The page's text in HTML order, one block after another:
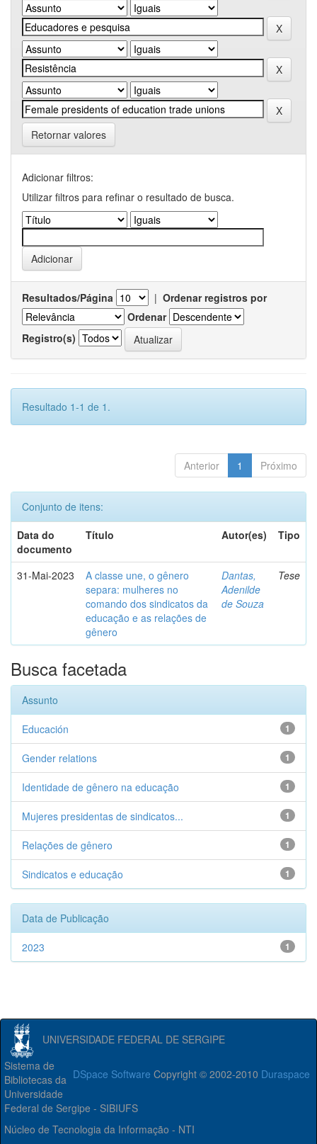
Retornar valores
Adicionar filtros:
Utilizar filtros para refinar o resultado de busca.
Resultados/Página | Ordenar registros por
Ordenar
Registro(s)
Resultado 1-1 de 1.
Anterior 1 Próximo
Conjunto de itens:
Data do
documento
Título Autor(es) Tipo
31-Mai-2023
A classe une, o gênero
separa: mulheres no
comando dos sindicatos da
educação e as relações de
gênero
Dantas,
Adenilde
de Souza
Tese
Busca facetada
Assunto
1
Educación
1
Gender relations
1
Identidade de gênero na educação
1
Mujeres presidentas de sindicatos...
1
Relações de gênero
1
Sindicatos e educação
Data de Publicação
1
2023
UNIVERSIDADE FEDERAL DE SERGIPE
DSpace Software Copyright © 2002-2010 Duraspace
Sistema de
Bibliotecas da
Universidade
Federal de Sergipe - SIBIUFS
Núcleo de Tecnologia da Informação - NTI